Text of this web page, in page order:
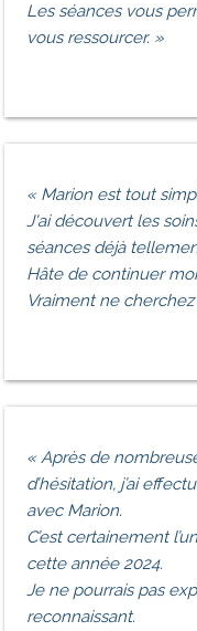
Les séances vous
vous ressourcer. »
« Marion est tout
J'ai découvert les
séances déjà
Hâte de continuer
Vraiment ne
«Après de
d’hésitation, j’ai
avec Marion.
C’est certainement
cette année 2024.
Je ne pourrais pas
reconnaissant.